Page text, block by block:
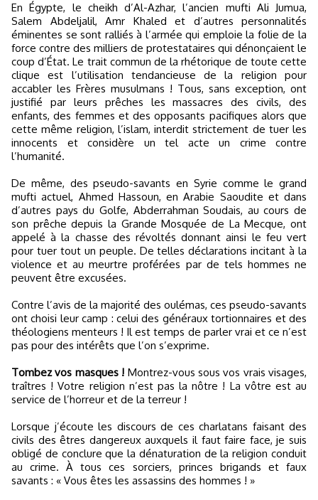
En Égypte, le cheikh d’Al-Azhar, l’ancien mufti Ali Jumua,
Salem Abdeljalil, Amr Khaled et d’autres personnalités
éminentes se sont ralliés à l’armée qui emploie la folie de la
force contre des milliers de protestataires qui dénonçaient le
coup d’État. Le trait commun de la rhétorique de toute cette
clique est l’utilisation tendancieuse de la religion pour
accabler les Frères musulmans ! Tous, sans exception, ont
justifié par leurs prêches les massacres des civils, des
enfants, des femmes et des opposants pacifiques alors que
cette même religion, l’islam, interdit strictement de tuer les
innocents et considère un tel acte un crime contre
l’humanité.
De même, des pseudo-savants en Syrie comme le grand
mufti actuel, Ahmed Hassoun, en Arabie Saoudite et dans
d’autres pays du Golfe, Abderrahman Soudais, au cours de
son prêche depuis la Grande Mosquée de La Mecque, ont
appelé à la chasse des révoltés donnant ainsi le feu vert
pour tuer tout un peuple. De telles déclarations incitant à la
violence et au meurtre proférées par de tels hommes ne
peuvent être excusées.
Contre l’avis de la majorité des oulémas, ces pseudo-savants
ont choisi leur camp : celui des généraux tortionnaires et des
théologiens menteurs ! Il est temps de parler vrai et ce n’est
pas pour des intérêts que l’on s’exprime.
Tombez vos masques ! Montrez-vous sous vos vrais visages,
traîtres ! Votre religion n’est pas la nôtre ! La vôtre est au
service de l’horreur et de la terreur !
Lorsque j’écoute les discours de ces charlatans faisant des
civils des êtres dangereux auxquels il faut faire face, je suis
obligé de conclure que la dénaturation de la religion conduit
au crime. À tous ces sorciers, princes brigands et faux
savants : « Vous êtes les assassins des hommes ! »